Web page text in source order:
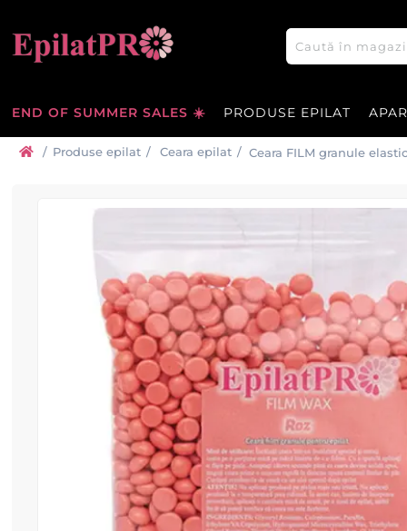
END OF SUMMER SALES ☀️ PRODUSE EPILAT
/ Produse epilat / Ceara epilat / Ceara FILM granule